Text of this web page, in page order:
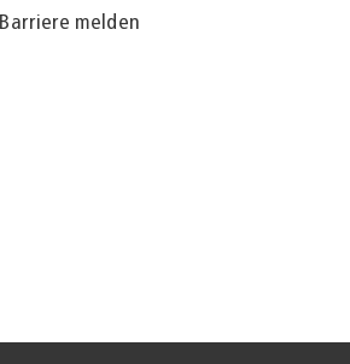
Barriere melden